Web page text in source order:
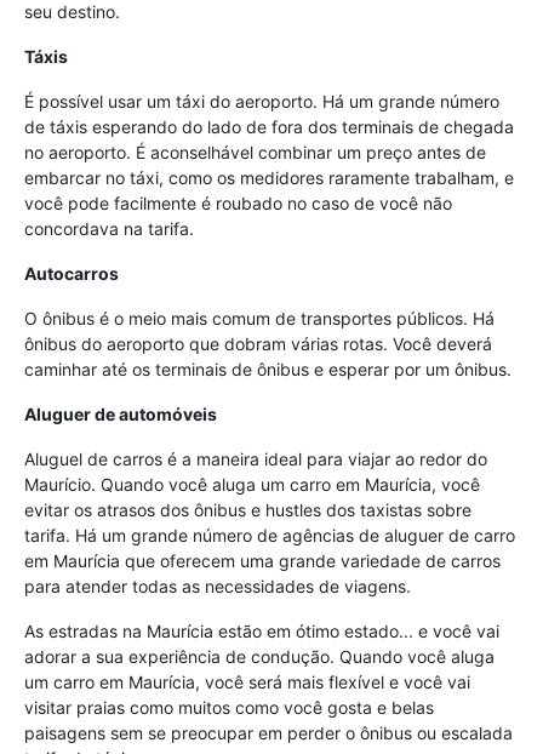
seu destino.
Táxis
É possível usar um táxi do aeroporto. Há um grande número
de táxis esperando do lado de fora dos terminais de chegada
no aeroporto. É aconselhável combinar um preço antes de
embarcar no táxi, como os medidores raramente trabalham, e
você pode facilmente é roubado no caso de você não
concordava na tarifa.
Autocarros
O ônibus é o meio mais comum de transportes públicos. Há
ônibus do aeroporto que dobram várias rotas. Você deverá
caminhar até os terminais de ônibus e esperar por um ônibus.
Aluguer de automóveis
Aluguel de carros é a maneira ideal para viajar ao redor do
Maurício. Quando você aluga um carro em Maurícia, você
evitar os atrasos dos ônibus e hustles dos taxistas sobre
tarifa. Há um grande número de agências de aluguer de carro
em Maurícia que oferecem uma grande variedade de carros
para atender todas as necessidades de viagens.
As estradas na Maurícia estão em ótimo estado... e você vai
adorar a sua experiência de condução. Quando você aluga
um carro em Maurícia, você será mais flexível e você vai
visitar praias como muitos como você gosta e belas
paisagens sem se preocupar em perder o ônibus ou escalada